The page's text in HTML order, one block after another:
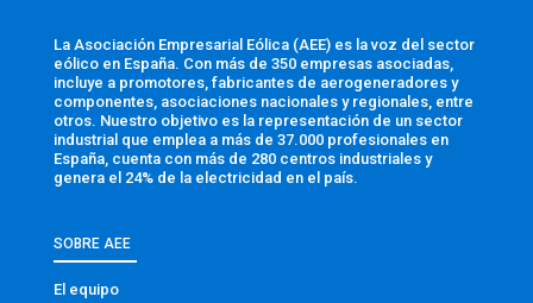
La Asociación Empresarial Eólica (AEE) es la voz del sector
eólico en España. Con más de 350 empresas asociadas,
incluye a promotores, fabricantes de aerogeneradores y
componentes, asociaciones nacionales y regionales, entre
otros. Nuestro objetivo es la representación de un sector
industrial que emplea a más de 37.000 profesionales en
España, cuenta con más de 280 centros industriales y
genera el 24% de la electricidad en el país.
SOBRE AEE
El equipo